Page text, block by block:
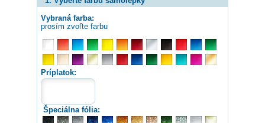
Vybraná farba:
prosím zvoľte farbu
Príplatok:
Špeciálna fólia: